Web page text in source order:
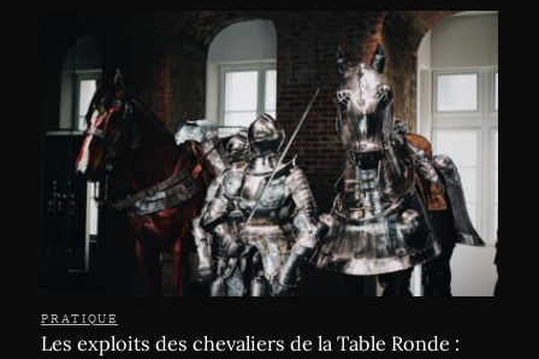
PRATIQUE
Les exploits des chevaliers de la Table Ronde :